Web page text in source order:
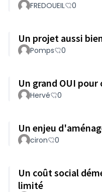
FREDOUEIL 0
Un projet aussi
Pomps 0
Un grand OUI
Hervé 0
Un enjeu
ciron 0
Un coût social
limité